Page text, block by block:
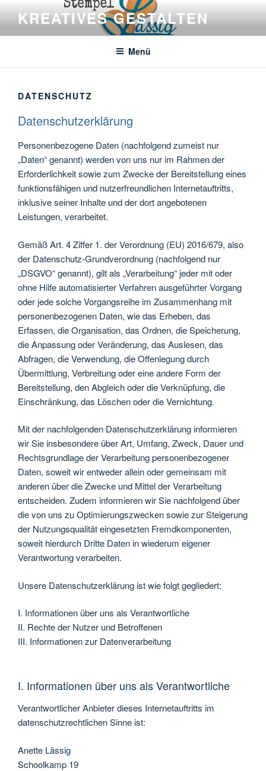
springen
KREATIVES GESTALTEN
Menü
DATENSCHUTZ
Datenschutzerklärung
Personenbezogene Daten (nachfolgend zumeist nur
„Daten“ genannt) werden von uns nur im Rahmen der
Erforderlichkeit sowie zum Zwecke der Bereitstellung eines
funktionsfähigen und nutzerfreundlichen Internetauftritts,
inklusive seiner Inhalte und der dort angebotenen
Leistungen, verarbeitet.
Gemäß Art. 4 Ziffer 1. der Verordnung (EU) 2016/679, also
der Datenschutz-Grundverordnung (nachfolgend nur
„DSGVO“ genannt), gilt als „Verarbeitung“ jeder mit oder
ohne Hilfe automatisierter Verfahren ausgeführter Vorgang
oder jede solche Vorgangsreihe im Zusammenhang mit
personenbezogenen Daten, wie das Erheben, das
Erfassen, die Organisation, das Ordnen, die Speicherung,
die Anpassung oder Veränderung, das Auslesen, das
Abfragen, die Verwendung, die Offenlegung durch
Übermittlung, Verbreitung oder eine andere Form der
Bereitstellung, den Abgleich oder die Verknüpfung, die
Einschränkung, das Löschen oder die Vernichtung.
Mit der nachfolgenden Datenschutzerklärung informieren
wir Sie insbesondere über Art, Umfang, Zweck, Dauer und
Rechtsgrundlage der Verarbeitung personenbezogener
Daten, soweit wir entweder allein oder gemeinsam mit
anderen über die Zwecke und Mittel der Verarbeitung
entscheiden. Zudem informieren wir Sie nachfolgend über
die von uns zu Optimierungszwecken sowie zur Steigerung
der Nutzungsqualität eingesetzten Fremdkomponenten,
soweit hierdurch Dritte Daten in wiederum eigener
Verantwortung verarbeiten.
Unsere Datenschutzerklärung ist wie folgt gegliedert:
I. Informationen über uns als Verantwortliche
II. Rechte der Nutzer und Betroffenen
III. Informationen zur Datenverarbeitung
I. Informationen über uns als Verantwortliche
Verantwortlicher Anbieter dieses Internetauftritts im
datenschutzrechtlichen Sinne ist:
Anette Lässig
Schoolkamp 19